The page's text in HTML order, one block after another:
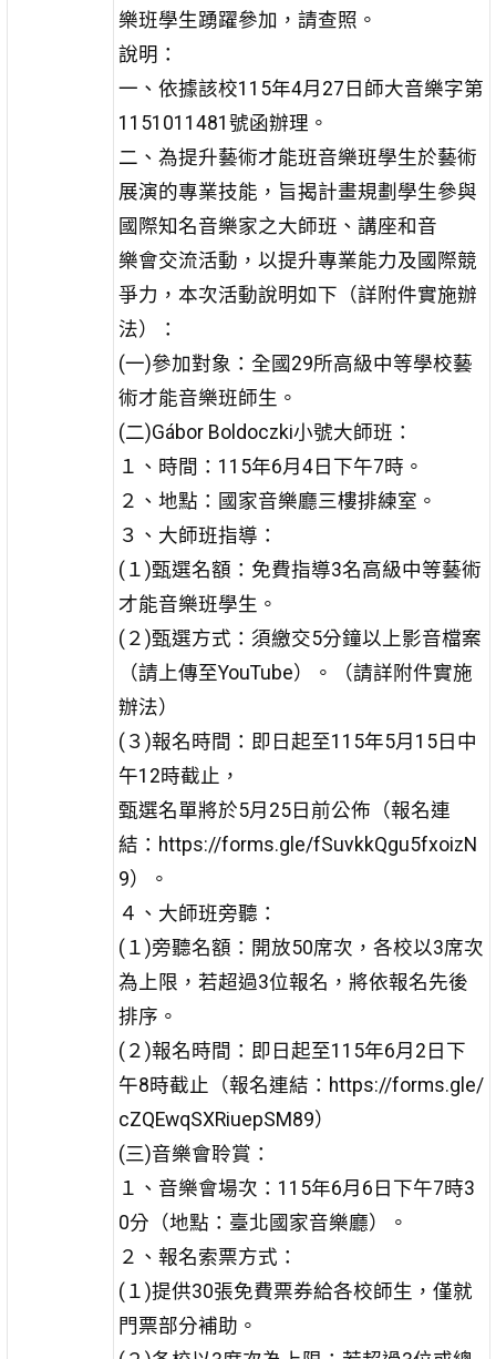
樂班學生踴躍參加，請查照。
說明：
一、依據該校115年4月27日師大音樂字第
1151011481號函辦理。
二、為提升藝術才能班音樂班學生於藝術
展演的專業技能，旨揭計畫規劃學生參與
國際知名音樂家之大師班、講座和音
樂會交流活動，以提升專業能力及國際競
爭力，本次活動說明如下（詳附件實施辦
法）：
(一)參加對象：全國29所高級中等學校藝
術才能音樂班師生。
(二)Gábor Boldoczki小號大師班：
１、時間：115年6月4日下午7時。
２、地點：國家音樂廳三樓排練室。
３、大師班指導：
(１)甄選名額：免費指導3名高級中等藝術
才能音樂班學生。
(２)甄選方式：須繳交5分鐘以上影音檔案
（請上傳至YouTube）。（請詳附件實施
辦法）
(３)報名時間：即日起至115年5月15日中
午12時截止，
甄選名單將於5月25日前公佈（報名連
結：https://forms.gle/fSuvkkQgu5fxoizN
9）。
４、大師班旁聽：
(１)旁聽名額：開放50席次，各校以3席次
為上限，若超過3位報名，將依報名先後
排序。
(２)報名時間：即日起至115年6月2日下
午8時截止（報名連結：https://forms.gle/
cZQEwqSXRiuepSM89）
(三)音樂會聆賞：
１、音樂會場次：115年6月6日下午7時3
0分（地點：臺北國家音樂廳）。
２、報名索票方式：
(１)提供30張免費票券給各校師生，僅就
門票部分補助。